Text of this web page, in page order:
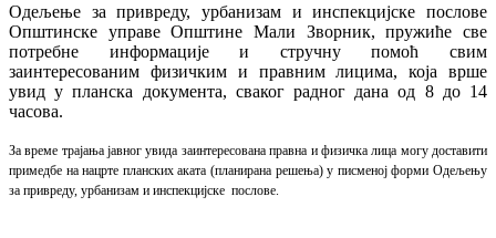
Одељење за привреду, урбанизам и инспекцијске послове
Општинске управе Општине Мали Зворник, пружиће све
потребне информације и стручну помоћ свим
заинтересованим физичким и правним лицима, која врше
увид у планска документа, сваког радног дана од 8 до 14
часова.
За време трајања јавног увида заинтересована правна и физичка лица могу доставити
примедбе на нацрте планских аката (планирана решења) у писменој форми Одељењу
за привреду, урбанизам и инспекцијске послове.